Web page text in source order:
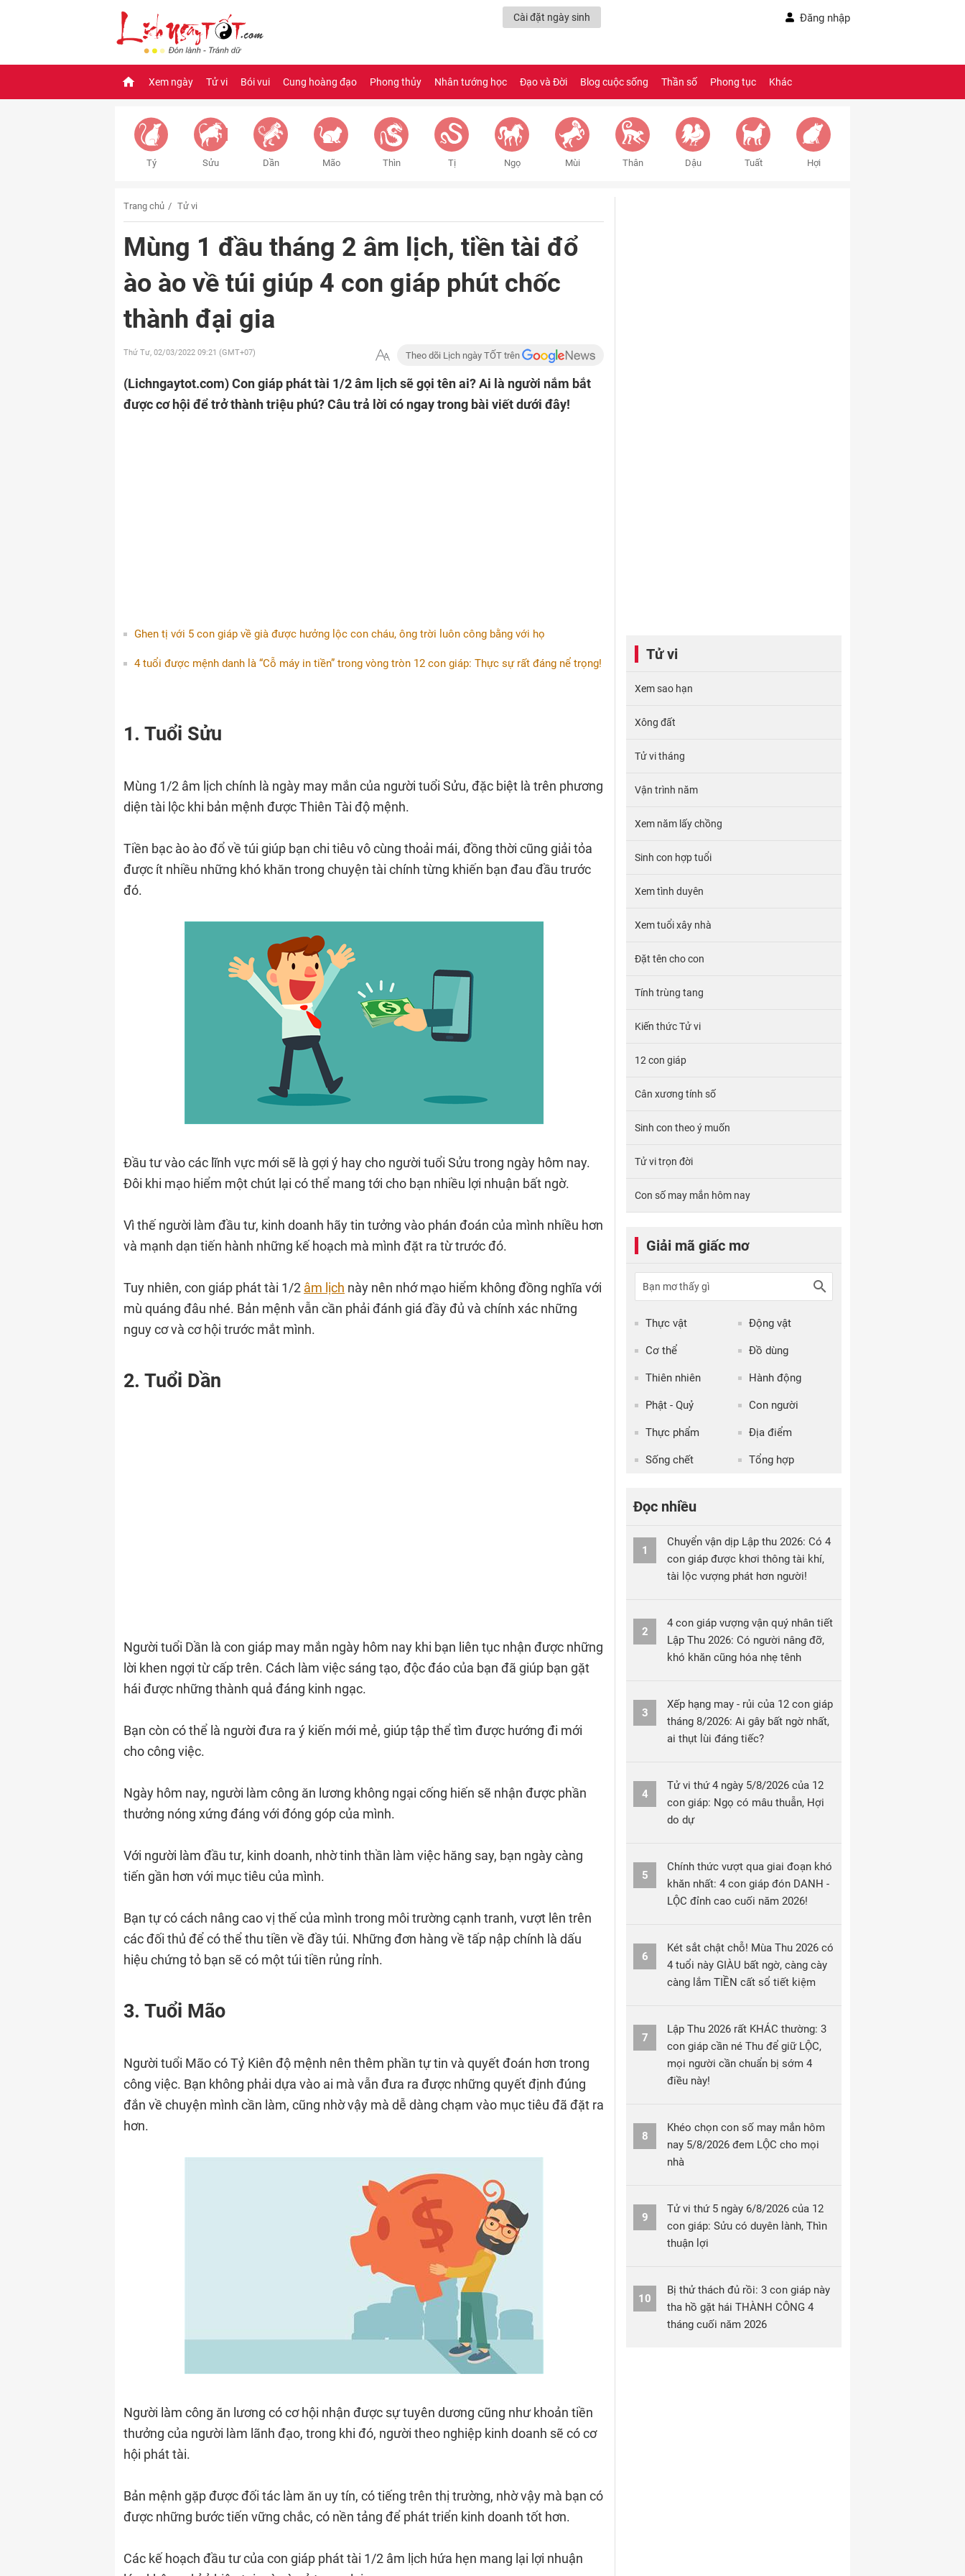
Cài đặt ngày sinh Đăng nhập
Xem ngày Tử vi Bói vui Cung hoàng đạo Phong thủy Nhân tướng học Đạo và Đời Blog cuộc sống Thần số Phong tục Khác
Tý Sửu Dần Mão Thìn Tị Ngọ Mùi Thân Dậu Tuất Hợi
Trang chủ Tử vi
Mùng 1 đầu tháng 2 âm lịch, tiền tài đổ
ào ào về túi giúp 4 con giáp phút chốc
thành đại gia
Thứ Tư, 02/03/2022 09:21 (GMT+07) Theo dõi Lịch ngày TỐT trên
(Lichngaytot.com)Con giáp phát tài 1/2 âm lịch sẽ gọi tên ai? Ai là người nắm bắt
được cơ hội để trở thành triệu phú? Câu trả lời có ngay trong bài viết dưới đây!
Ghen tị với 5 con giáp về già được hưởng lộc con cháu, ông trời luôn công bằng với họ
4 tuổi được mệnh danh là “Cỗ máy in tiền” trong vòng tròn 12 con giáp: Thực sự rất đáng nể trọng!
1. Tuổi Sửu
Mùng 1/2 âm lịch chính là ngày may mắn của người tuổi Sửu, đặc biệt là trên phương
diện tài lộc khi bản mệnh được Thiên Tài độ mệnh.
Tiền bạc ào ào đổ về túi giúp bạn chi tiêu vô cùng thoải mái, đồng thời cũng giải tỏa
được ít nhiều những khó khăn trong chuyện tài chính từng khiến bạn đau đầu trước
đó.
Đầu tư vào các lĩnh vực mới sẽ là gợi ý hay cho người tuổi Sửu trong ngày hôm nay.
Đôi khi mạo hiểm một chút lại có thể mang tới cho bạn nhiều lợi nhuận bất ngờ.
Vì thế người làm đầu tư, kinh doanh hãy tin tưởng vào phán đoán của mình nhiều hơn
và mạnh dạn tiến hành những kế hoạch mà mình đặt ra từ trước đó.
Tuy nhiên, con giáp phát tài 1/2 âm lịch này nên nhớ mạo hiểm không đồng nghĩa với
mù quáng đâu nhé. Bản mệnh vẫn cần phải đánh giá đầy đủ và chính xác những
nguy cơ và cơ hội trước mắt mình.
2. Tuổi Dần
Người tuổi Dần là con giáp may mắn ngày hôm nay khi bạn liên tục nhận được những
lời khen ngợi từ cấp trên. Cách làm việc sáng tạo, độc đáo của bạn đã giúp bạn gặt
hái được những thành quả đáng kinh ngạc.
Bạn còn có thể là người đưa ra ý kiến mới mẻ, giúp tập thể tìm được hướng đi mới
cho công việc.
Ngày hôm nay, người làm công ăn lương không ngại cống hiến sẽ nhận được phần
thưởng nóng xứng đáng với đóng góp của mình.
Với người làm đầu tư, kinh doanh, nhờ tinh thần làm việc hăng say, bạn ngày càng
tiến gần hơn với mục tiêu của mình.
Bạn tự có cách nâng cao vị thế của mình trong môi trường cạnh tranh, vượt lên trên
các đối thủ để có thể thu tiền về đầy túi. Những đơn hàng về tấp nập chính là dấu
hiệu chứng tỏ bạn sẽ có một túi tiền rủng rỉnh.
3. Tuổi Mão
Người tuổi Mão có Tỷ Kiên độ mệnh nên thêm phần tự tin và quyết đoán hơn trong
công việc. Bạn không phải dựa vào ai mà vẫn đưa ra được những quyết định đúng
đắn về chuyện mình cần làm, cũng nhờ vậy mà dễ dàng chạm vào mục tiêu đã đặt ra
hơn.
Người làm công ăn lương có cơ hội nhận được sự tuyên dương cũng như khoản tiền
thưởng của người làm lãnh đạo, trong khi đó, người theo nghiệp kinh doanh sẽ có cơ
hội phát tài.
Bản mệnh gặp được đối tác làm ăn uy tín, có tiếng trên thị trường, nhờ vậy mà bạn có
được những bước tiến vững chắc, có nền tảng để phát triển kinh doanh tốt hơn.
Các kế hoạch đầu tư của con giáp phát tài 1/2 âm lịch hứa hẹn mang lại lợi nhuận
Tử vi
Xem sao hạn
Xông đất
Tử vi tháng
Vận trình năm
Xem năm lấy chồng
Sinh con hợp tuổi
Xem tình duyên
Xem tuổi xây nhà
Đặt tên cho con
Tính trùng tang
Kiến thức Tử vi
12 con giáp
Cân xương tính số
Sinh con theo ý muốn
Tử vi trọn đời
Con số may mắn hôm nay
Giải mã giấc mơ
Thực vật Động vật
Cơ thể Đồ dùng
Thiên nhiên Hành động
Phật - Quỷ Con người
Thực phẩm Địa điểm
Sống chết Tổng hợp
Đọc nhiều
1
Chuyển vận dịp Lập thu 2026: Có 4
con giáp được khơi thông tài khí,
tài lộc vượng phát hơn người!
2
4 con giáp vượng vận quý nhân tiết
Lập Thu 2026: Có người nâng đỡ,
khó khăn cũng hóa nhẹ tênh
3
Xếp hạng may - rủi của 12 con giáp
tháng 8/2026: Ai gây bất ngờ nhất,
ai thụt lùi đáng tiếc?
4
Tử vi thứ 4 ngày 5/8/2026 của 12
con giáp: Ngọ có mâu thuẫn, Hợi
do dự
5
Chính thức vượt qua giai đoạn khó
khăn nhất: 4 con giáp đón DANH -
LỘC đỉnh cao cuối năm 2026!
6
Két sắt chật chỗ! Mùa Thu 2026 có
4 tuổi này GIÀU bất ngờ, càng cày
càng lắm TIỀN cất sổ tiết kiệm
7
Lập Thu 2026 rất KHÁC thường: 3
con giáp cần né Thu để giữ LỘC,
mọi người cần chuẩn bị sớm 4
điều này!
8
Khéo chọn con số may mắn hôm
nay 5/8/2026 đem LỘC cho mọi
nhà
9
Tử vi thứ 5 ngày 6/8/2026 của 12
con giáp: Sửu có duyên lành, Thìn
thuận lợi
10
Bị thử thách đủ rồi: 3 con giáp này
tha hồ gặt hái THÀNH CÔNG 4
tháng cuối năm 2026